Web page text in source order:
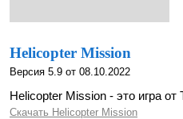
Helicopter Mission
Версия 5.9 от 08.10.2022
Helicopter Mission - это игра от
Скачать Helicopter Mission